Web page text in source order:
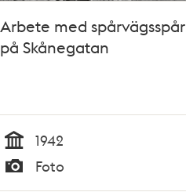
Arbete med spårvägsspår
på Skånegatan
Tid
1942
Foto